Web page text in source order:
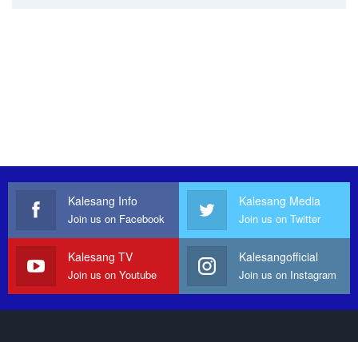
Kalesang Info
Join us on Facebook
Kalesang Media
Join us on Twitter
Kalesang TV
Join us on Youtube
Kalesangofficial
Join us on Instagram